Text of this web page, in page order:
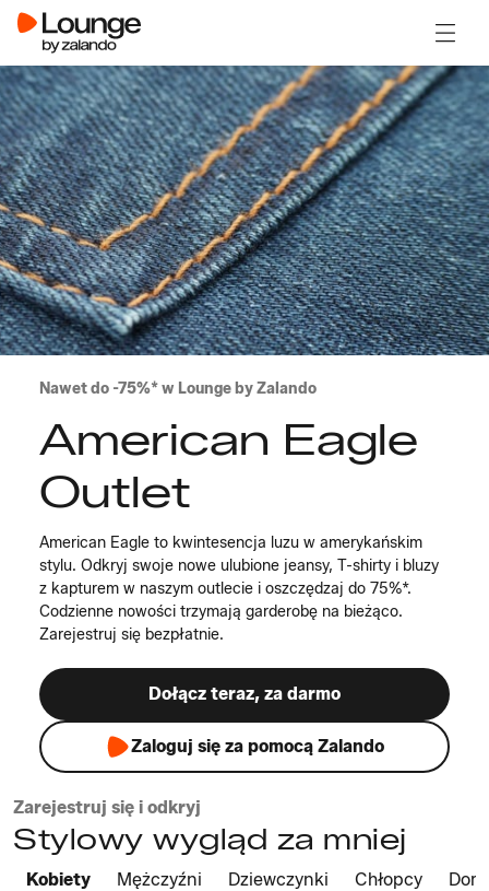
Nawet do -75%* w Lounge by Zalando
American Eagle
Outlet
American Eagle to kwintesencja luzu w amerykańskim
stylu. Odkryj swoje nowe ulubione jeansy, T-shirty i bluzy
z kapturem w naszym outlecie i oszczędzaj do 75%*.
Codzienne nowości trzymają garderobę na bieżąco.
Zarejestruj się bezpłatnie.
Dołącz teraz, za darmo
Zaloguj się za pomocą Zalando
Zarejestruj się i odkryj
Stylowy wygląd za mniej
Kobiety Mężczyźni Dziewczynki Chłopcy Dom